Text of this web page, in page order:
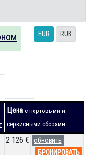
EUR RUB
Цена с портовыми и
сервисными сборами
2 126 €
обновить
БРОНИРОВАТЬ